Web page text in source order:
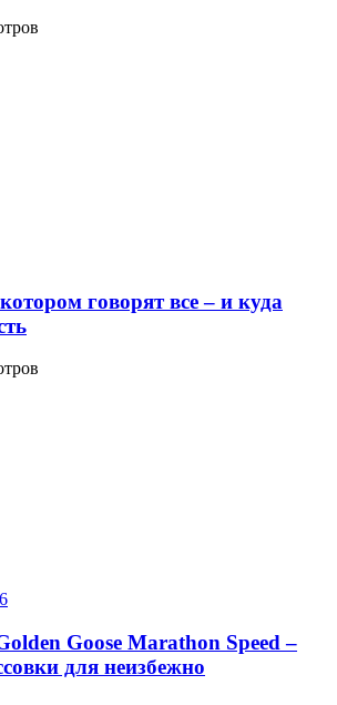
говорят все – и куда
Goose Marathon Speed –
для неизбежно